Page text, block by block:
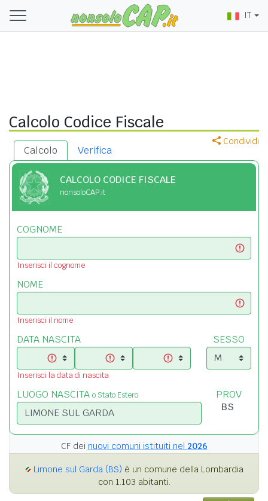
IT
Calcolo Codice Fiscale
Condividi
Calcolo Verifica
CALCOLO CODICE FISCALE
nonsoloCAP.it
COGNOME
Inserisci il cognome
NOME
Inserisci il nome
DATA NASCITA
Inserisci la data di nascita
SESSO
LUOGO NASCITA o Stato Estero PROV
CF dei nuovi comuni istituiti nel 2026
Limone sul Garda (BS) è un comune della Lombardia
con 1.103 abitanti.